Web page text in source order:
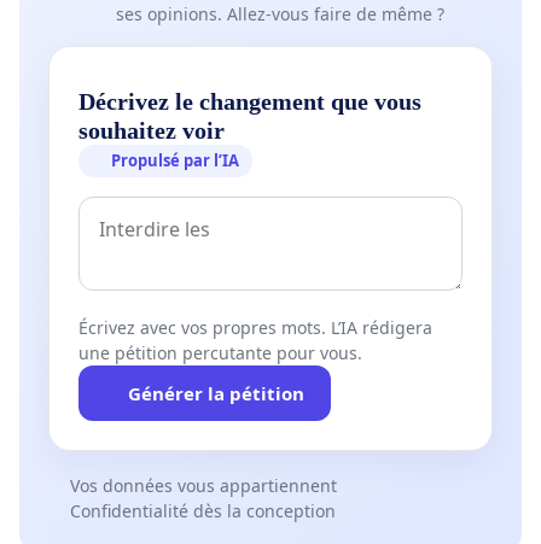
ses opinions. Allez-vous faire de même ?
Décrivez le changement que vous
souhaitez voir
Propulsé par l’IA
Écrivez avec vos propres mots. L’IA rédigera
une pétition percutante pour vous.
Générer la pétition
Vos données vous appartiennent
Confidentialité dès la conception